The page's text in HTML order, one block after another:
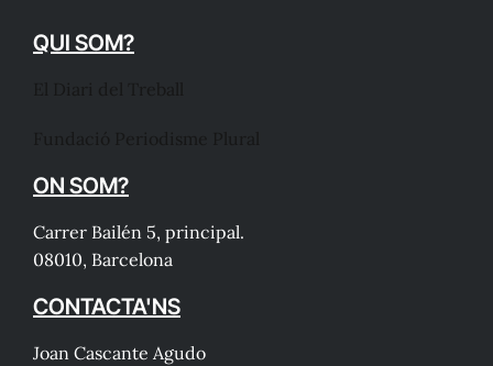
QUI SOM?
ON SOM?
Carrer Bailén 5, principal.
08010, Barcelona
CONTACTA'NS
Joan Cascante Agudo